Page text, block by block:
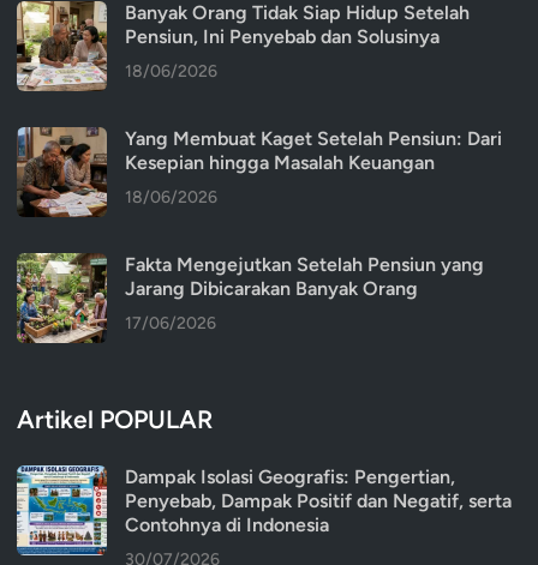
Banyak Orang Tidak Siap Hidup Setelah
Pensiun, Ini Penyebab dan Solusinya
18/06/2026
Yang Membuat Kaget Setelah Pensiun: Dari
Kesepian hingga Masalah Keuangan
18/06/2026
Fakta Mengejutkan Setelah Pensiun yang
Jarang Dibicarakan Banyak Orang
17/06/2026
Artikel POPULAR
Dampak Isolasi Geografis: Pengertian,
Penyebab, Dampak Positif dan Negatif, serta
Contohnya di Indonesia
30/07/2026